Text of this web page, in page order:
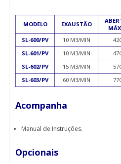
MODELO EXAUSTÃO
SL-600/PV 10 M3/MIN
SL-601/PV
10 M3/MIN
SL-602/PV
15 M3/MIN
SL-603/PV
60 M3/MIN
Acompanha
Manual de Instruções.
Opcionais